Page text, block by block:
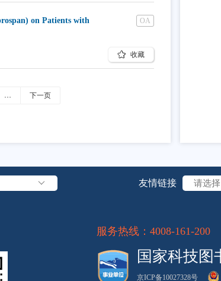
on Patients with
OA
收藏
… 下一页
友情链接 请选择
服务热线： 4008-161-200
国家科技图
京ICP备10027328号